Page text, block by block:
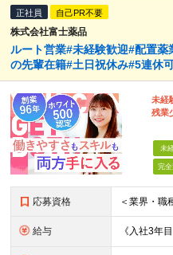
正社員 自己PR不要
株式会社富士薬品
ルート営業#未経験歓迎#配置
の先輩在籍#土日祝休み#5連休
未経
残業
未
完全
応募資格
給与